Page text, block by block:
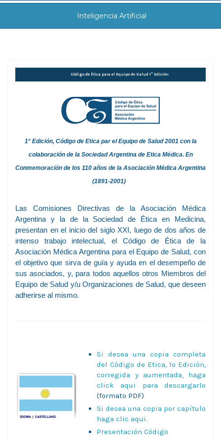
Inteligencia Artificial
Código de Ética para el Equipo de Salud 1° Edición
1° Edición, Código de Etica par el Equipo de Salud 2001 con la
colaboración de la Sociedad Argentina de Etica Médica. En
Conmemoración de los 110 años de la Asociación Médica Argentina
(1891-2001)
Las Comisiones Directivas de la Asociación Médica
Argentina y la de la Sociedad de Ética en Medicina,
presentan en el inicio del siglo XXI, luego de dos años de
intenso trabajo intelectual, el Código de Ética de la
Asociación Médica Argentina para el Equipo de Salud, con
el objetivo que sirva de guía y ayuda en el desempeño de
sus asociados, y, para todos aquellos otros Miembros del
Equipo de Salud y/u Organizaciones de Salud, que deseen
adherirse al mismo.
Si desea una copia completa
del Código de Etica, 1º Edición,
corregida y aumentada, haga
click aqui para descargarlo
(formato PDF)
Si desea una copia por capítulo
haga clic aqui.
Presentación Código